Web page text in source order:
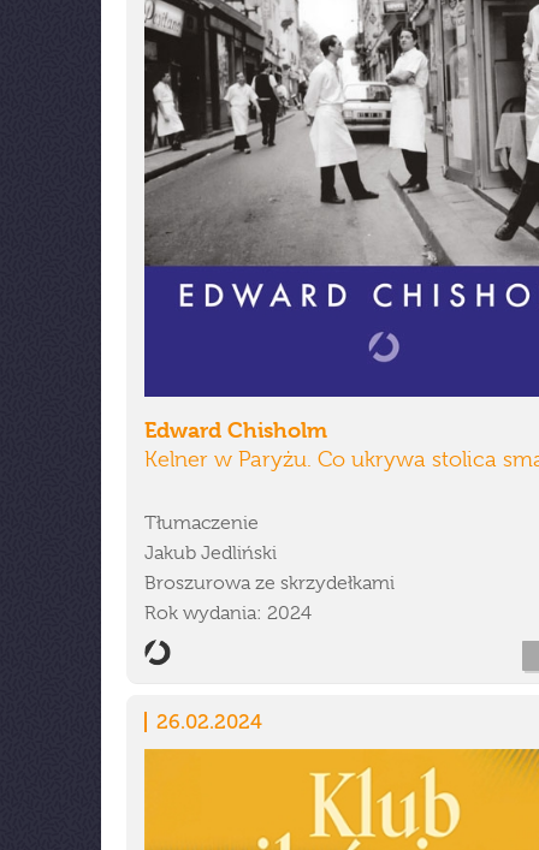
Edward Chisholm
Kelner w Paryżu. Co ukrywa stolica
Tłumaczenie
Jakub Jedliński
Broszurowa ze skrzydełkami
Rok wydania: 2024
26.02.2024